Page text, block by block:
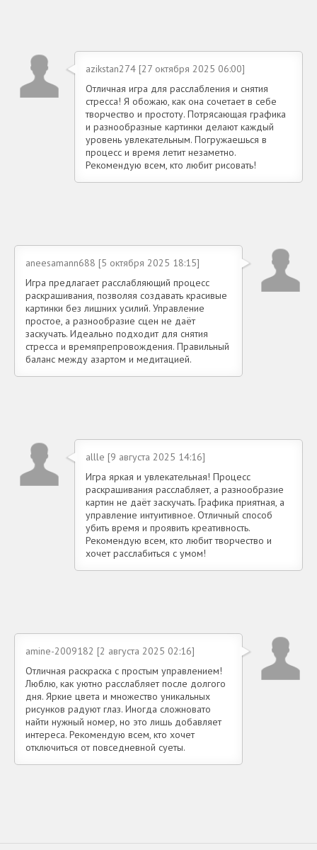
azikstan274 [27 октября 2025 06:00]
Отличная игра для расслабления и снятия
стресса! Я обожаю, как она сочетает в себе
творчество и простоту. Потрясающая графика
и разнообразные картинки делают каждый
уровень увлекательным. Погружаешься в
процесс и время летит незаметно.
Рекомендую всем, кто любит рисовать!
aneesamann688 [5 октября 2025 18:15]
Игра предлагает расслабляющий процесс
раскрашивания, позволяя создавать красивые
картинки без лишних усилий. Управление
простое, а разнообразие сцен не даёт
заскучать. Идеально подходит для снятия
стресса и времяпрепровождения. Правильный
баланс между азартом и медитацией.
allle [9 августа 2025 14:16]
Игра яркая и увлекательная! Процесс
раскрашивания расслабляет, а разнообразие
картин не даёт заскучать. Графика приятная, а
управление интуитивное. Отличный способ
убить время и проявить креативность.
Рекомендую всем, кто любит творчество и
хочет расслабиться с умом!
amine-2009182 [2 августа 2025 02:16]
Отличная раскраска с простым управлением!
Люблю, как уютно расслабляет после долгого
дня. Яркие цвета и множество уникальных
рисунков радуют глаз. Иногда сложновато
найти нужный номер, но это лишь добавляет
интереса. Рекомендую всем, кто хочет
отключиться от повседневной суеты.